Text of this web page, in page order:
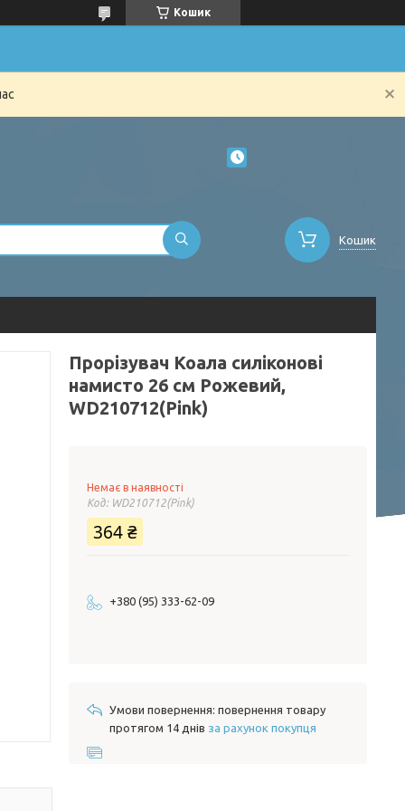
Кошик
Кошик
Прорізувач Коала силіконові
намисто 26 см Рожевий,
WD210712(Pink)
Немає в наявності
Код: WD210712(Pink)
364 ₴
+380 (95) 333-62-09
повернення товару
протягом 14 днів за рахунок покупця